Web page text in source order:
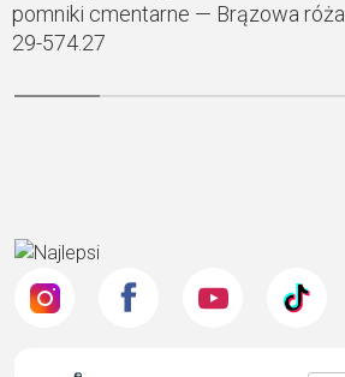
pomniki cmentarne — Brązowa róża
29-574.27